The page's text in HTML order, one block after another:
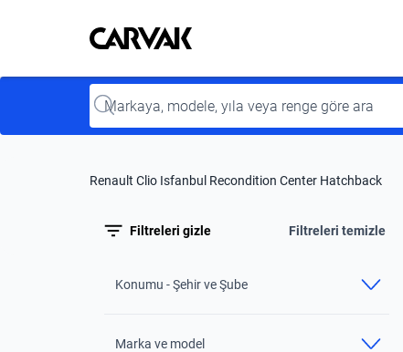
Kavak
Kavak
Input
Renault Clio Isfanbul Recondition Center Hatchback
Filtreleri gizle Filtreleri temizle
Konumu - Şehir ve Şube
Marka ve model